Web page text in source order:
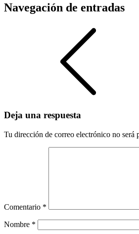
Navegación de entradas
Deja una respuesta
Tu dirección de correo electrónico no será
Comentario *
Nombre *